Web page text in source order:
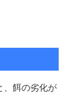
、餌の劣化が